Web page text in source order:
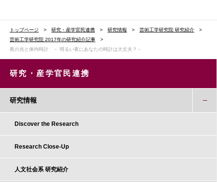
トップページ 研究・産学官民連携 研究情報
芸術工学研究院 研究紹介
芸術工学研究院 2017年の研究紹介記事
夜の光と体内時計 － 明るい夜にあなたの時計は大丈夫？－
研究・産学官民連携
研究情報
Discover the Research
Research Close-Up
人文社会系 研究紹介